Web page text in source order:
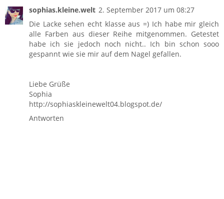
sophias.kleine.welt 2. September 2017 um 08:27
Die Lacke sehen echt klasse aus =) Ich habe mir gleich
alle Farben aus dieser Reihe mitgenommen. Getestet
habe ich sie jedoch noch nicht.. Ich bin schon sooo
gespannt wie sie mir auf dem Nagel gefallen.
Liebe Grüße
Sophia
http://sophiaskleinewelt04.blogspot.de/
Antworten